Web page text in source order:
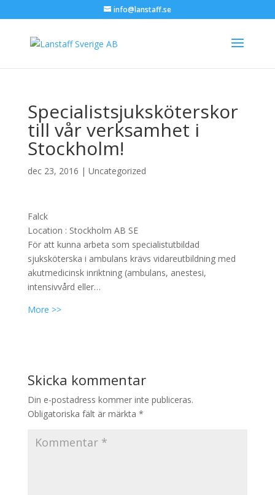
info@lanstaff.se
Specialistsjuksköterskor
till vår verksamhet i
Stockholm!
dec 23, 2016 | Uncategorized
Falck
Location : Stockholm AB SE
För att kunna arbeta som specialistutbildad
sjuksköterska i ambulans krävs vidareutbildning med
akutmedicinsk inriktning (ambulans, anestesi,
intensivvård eller…
More >>
Skicka kommentar
Din e-postadress kommer inte publiceras.
Obligatoriska fält är märkta *